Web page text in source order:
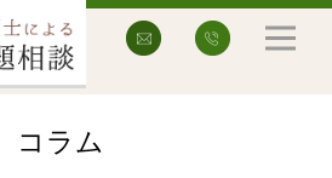
コラム